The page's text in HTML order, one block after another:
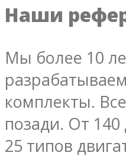
Наши
Мы более 10
комплекты.
позади. От
25 типов